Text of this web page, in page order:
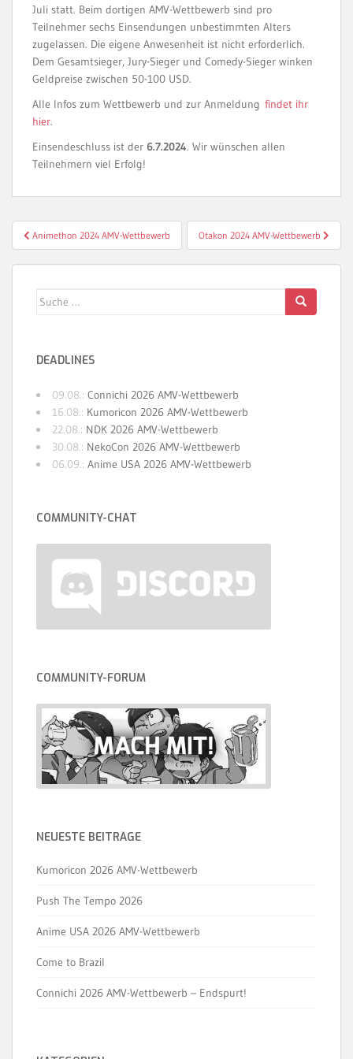
Juli statt. Beim dortigen AMV-Wettbewerb sind pro
Teilnehmer sechs Einsendungen unbestimmten Alters
zugelassen. Die eigene Anwesenheit ist nicht erforderlich.
Dem Gesamtsieger, Jury-Sieger und Comedy-Sieger winken
Geldpreise zwischen 50-100 USD.
Alle Infos zum Wettbewerb und zur Anmeldung findet ihr
hier.
Einsendeschluss ist der 6.7.2024. Wir wünschen allen
Teilnehmern viel Erfolg!
Beitragsnavigation
Animethon 2024 AMV-Wettbewerb Otakon 2024 AMV-Wettbewerb
Suche
DEADLINES
09.08.: Connichi 2026 AMV-Wettbewerb
16.08.: Kumoricon 2026 AMV-Wettbewerb
22.08.: NDK 2026 AMV-Wettbewerb
30.08.: NekoCon 2026 AMV-Wettbewerb
06.09.: Anime USA 2026 AMV-Wettbewerb
COMMUNITY-CHAT
COMMUNITY-FORUM
NEUESTE BEITRÄGE
Kumoricon 2026 AMV-Wettbewerb
Push The Tempo 2026
Anime USA 2026 AMV-Wettbewerb
Come to Brazil
Connichi 2026 AMV-Wettbewerb – Endspurt!